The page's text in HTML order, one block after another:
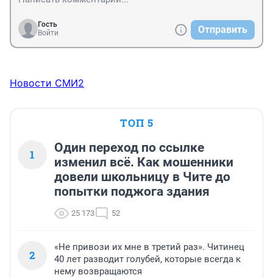
Гость
Войти
Отправить
Новости СМИ2
ТОП 5
1
Один переход по ссылке
изменил всё. Как мошенники
довели школьницу в Чите до
попытки поджога здания
25 173 52
2
«Не привози их мне в третий раз». Читинец
40 лет разводит голубей, которые всегда к
нему возвращаются